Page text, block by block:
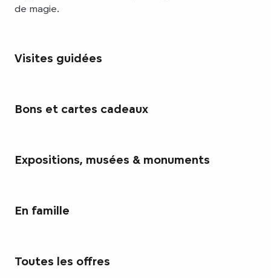
de magie.
Visites guidées
Bons et cartes cadeaux
Expositions, musées & monuments
En famille
Toutes les offres